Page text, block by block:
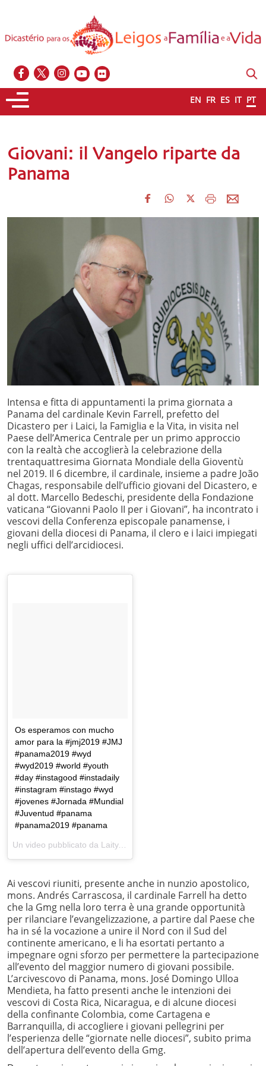
EN FR ES IT PT
Giovani: il Vangelo riparte da
Panama
Intensa e fitta di appuntamenti la prima giornata a
Panama del cardinale Kevin Farrell, prefetto del
Dicastero per i Laici, la Famiglia e la Vita, in visita nel
Paese dell’America Centrale per un primo approccio
con la realtà che accoglierà la celebrazione della
trentaquattresima Giornata Mondiale della Gioventù
nel 2019. Il 6 dicembre, il cardinale, insieme a padre João
Chagas, responsabile dell’ufficio giovani del Dicastero, e
al dott. Marcello Bedeschi, presidente della Fondazione
vaticana “Giovanni Paolo II per i Giovani”, ha incontrato i
vescovi della Conferenza episcopale panamense, i
giovani della diocesi di Panama, il clero e i laici impiegati
negli uffici dell’arcidiocesi.
Os esperamos con mucho
amor para la #jmj2019 #JMJ
#panama2019 #wyd
#wyd2019 #world #youth
#day #instagood #instadaily
#instagram #instago #wyd
#jovenes #Jornada #Mundial
#Juventud #panama
#panama2019 #panama
Un video pubblicato da Laity, Family and Life (@laityfamilylife) in data:
Ai vescovi riuniti, presente anche in nunzio apostolico,
mons. Andrés Carrascosa, il cardinale Farrell ha detto
che la Gmg nella loro terra è una grande opportunità
per rilanciare l’evangelizzazione, a partire dal Paese che
ha in sé la vocazione a unire il Nord con il Sud del
continente americano, e li ha esortati pertanto a
impegnare ogni sforzo per permettere la partecipazione
all’evento del maggior numero di giovani possibile.
L’arcivescovo di Panama, mons. José Domingo Ulloa
Mendieta, ha fatto presenti anche le intenzioni dei
vescovi di Costa Rica, Nicaragua, e di alcune diocesi
della confinante Colombia, come Cartagena e
Barranquilla, di accogliere i giovani pellegrini per
l’esperienza delle “giornate nelle diocesi”, subito prima
dell’apertura dell’evento della Gmg.